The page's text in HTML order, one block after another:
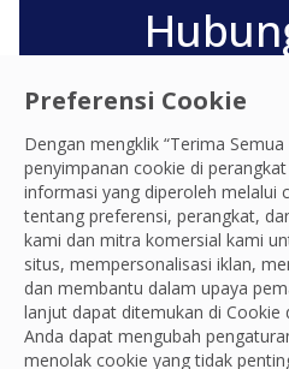
Preferensi Cookie
Dengan mengklik “Terima
penyimpanan cookie di
informasi yang diperoleh melalui
tentang preferensi, perangkat,
kami dan mitra komersial kami
situs, mempersonalisasi iklan,
dan membantu dalam upaya
lanjut dapat ditemukan di Cookie
Anda dapat mengubah
menolak cookie yang tidak
Kami siap
produktivitas, praktik,
terbaik dan kami
dengan Anda